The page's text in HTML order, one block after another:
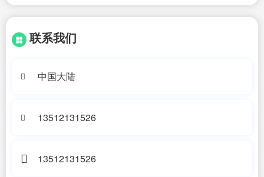
联系我们
中国大陆
13512131526
13512131526